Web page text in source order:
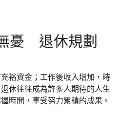
憂 退休規劃
裕資金；工作後收入增加，時
休往往成為許多人期待的人生
時間，享受努力累積的成果。